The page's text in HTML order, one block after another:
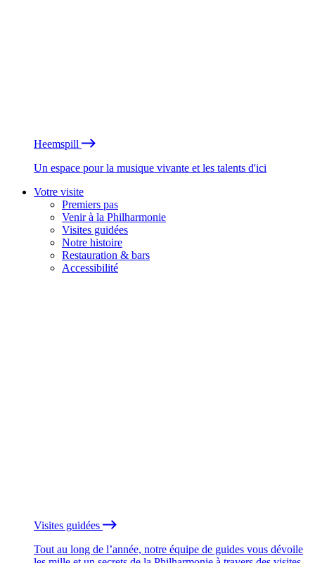
Heemspill
Un espace pour la musique vivante et les talents d'ici
Votre visite
Premiers pas
Venir à la Philharmonie
Visites guidées
Notre histoire
Restauration & bars
Accessibilité
Visites guidées
Tout au long de l’année, notre équipe de guides vous dévoile